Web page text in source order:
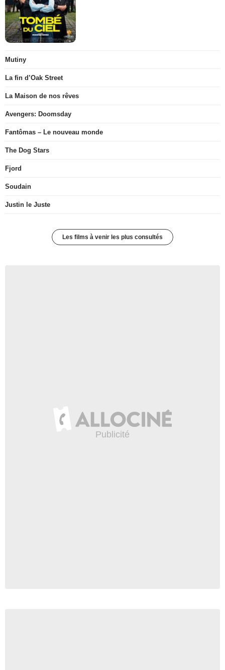
Mutiny
La fin d’Oak Street
La Maison de nos rêves
Avengers: Doomsday
Fantômas – Le nouveau monde
The Dog Stars
Fjord
Soudain
Justin le Juste
Les films à venir les plus consultés